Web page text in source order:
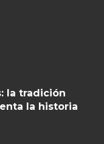
la tradición
la historia